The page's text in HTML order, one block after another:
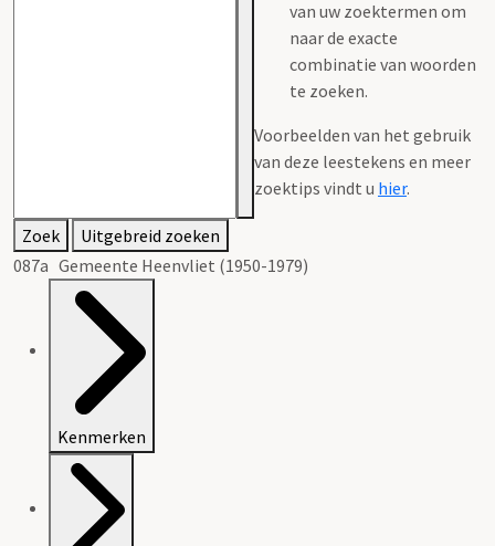
van uw zoektermen om
naar de exacte
combinatie van woorden
te zoeken.
Voorbeelden van het gebruik
van deze leestekens en meer
zoektips vindt u hier.
Zoek
Uitgebreid zoeken
087a Gemeente Heenvliet (1950-1979)
Kenmerken